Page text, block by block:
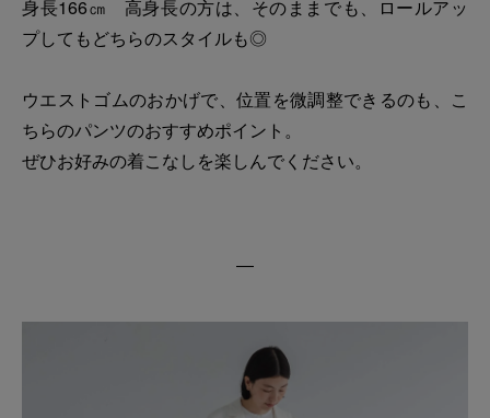
身長166㎝ 高身長の方は、そのままでも、ロールアッ
プしてもどちらのスタイルも◎
ウエストゴムのおかげで、位置を微調整できるのも、こ
ちらのパンツのおすすめポイント。
ぜひお好みの着こなしを楽しんでください。
―